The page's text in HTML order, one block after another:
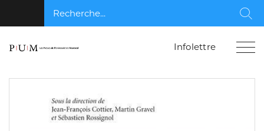
Recherche...
Infolettre